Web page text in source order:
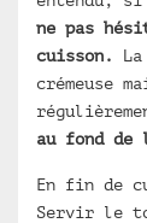
ne pas
cuisson.
crémeuse
au fond de
En fin de
Servir le